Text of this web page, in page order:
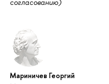
согласованию)
Мариничев Георгий